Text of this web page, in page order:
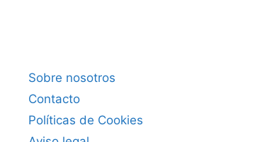
Sobre nosotros
Contacto
Políticas de Cookies